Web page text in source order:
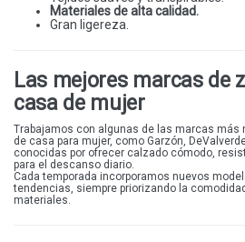
Materiales de alta calidad.
Gran ligereza.
Las mejores marcas de
casa de mujer
Trabajamos con algunas de las marcas más
de casa para mujer, como Garzón,
conocidas por ofrecer calzado cómodo,
para el descanso diario.
Cada temporada incorporamos nuevos
tendencias, siempre priorizando la
materiales.